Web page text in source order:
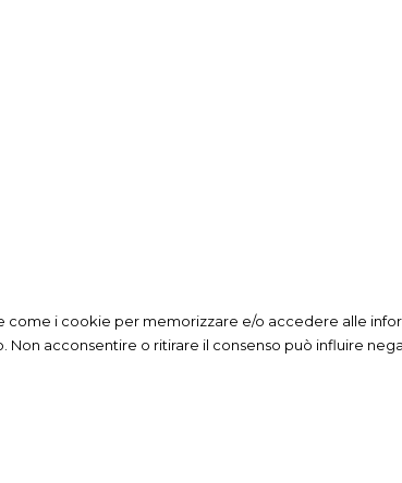
i cookie per memorizzare e/o accedere alle
acconsentire o ritirare il consenso può influire